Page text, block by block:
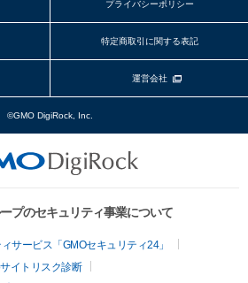
プライバシーポリシー
特定商取引に関する表記
運営会社
©GMO DigiRock, Inc.
プのセキュリティ事業について
サービス「GMOセキュリティ24」
イトリスク診断